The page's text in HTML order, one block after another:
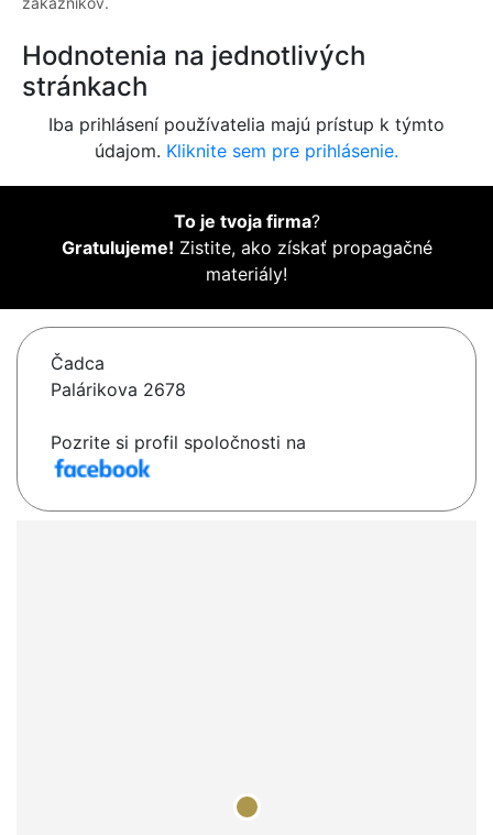
Hodnotenia na jednotlivých
stránkach
Iba prihlásení používatelia majú prístup k týmto
údajom. Kliknite sem pre prihlásenie.
To je tvoja firma?
Gratulujeme! Zistite, ako získať propagačné
materiály!
Čadca
Palárikova 2678
Pozrite si profil spoločnosti na